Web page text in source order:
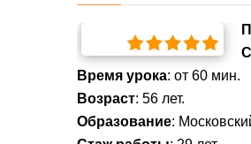
Время урока: от 60 мин.
Возраст: 56 лет.
Образование: